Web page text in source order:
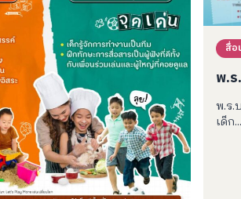
สื่อ
พ.
พ.ร.
เด็ก...